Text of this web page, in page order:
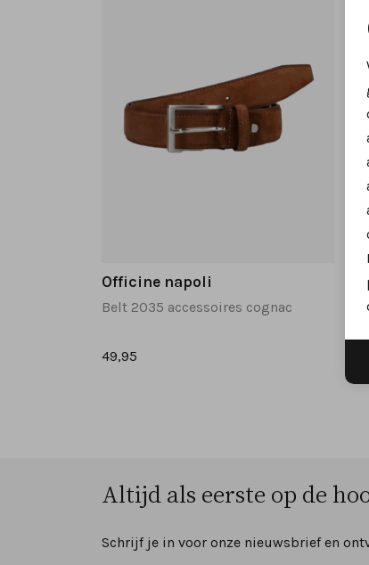
Officine napoli
Belt 2035 accessoires cognac
49,95
Altijd als eerste op de
Schrijf je in voor onze nieuwsbrief en